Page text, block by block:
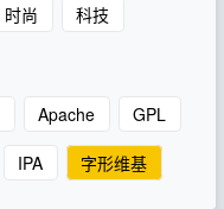
时尚 科技
Apache GPL
IPA 字形维基